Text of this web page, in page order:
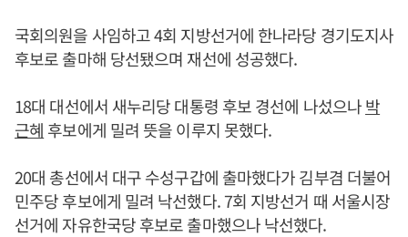
국회의원을 사임하고 4회 지방선거에 한나라당 경기도지사
후보로 출마해 당선됐으며 재선에 성공했다.
18대 대선에서 새누리당 대통령 후보 경선에 나섰으나박
근혜 후보에게 밀려 뜻을 이루지 못했다.
20대 총선에서 대구 수성구갑에 출마했다가 김부겸 더불어
민주당 후보에게 밀려 낙선했다. 7회 지방선거 때 서울시장
선거에 자유한국당 후보로 출마했으나 낙선했다.